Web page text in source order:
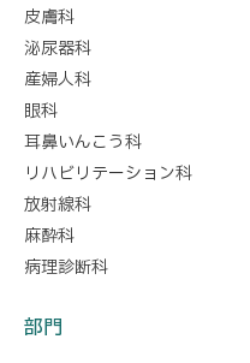
皮膚科
泌尿器科
産婦人科
眼科
耳鼻いんこう科
リハビリテーション科
放射線科
麻酔科
病理診断科
部門